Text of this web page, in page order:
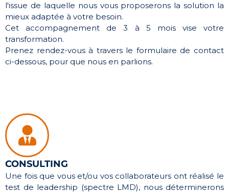
l'issue de laquelle nous vous proposerons la solution la
mieux adaptée à votre besoin.
Cet accompagnement de 3 à 5 mois vise votre
transformation.
Prenez rendez-vous à travers le formulaire de contact
ci-dessous, pour que nous en parlions.
CONSULTING
Une fois que vous et/ou vos collaborateurs ont réalisé le
test de leadership (spectre LMD), nous déterminerons